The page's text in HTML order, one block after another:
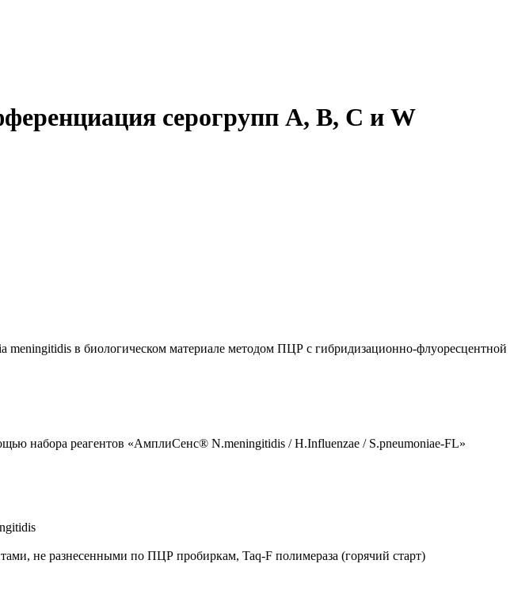
серогрупп A, B, C и W
в биологическом материале методом ПЦР с гибридизационно-флуоресцентной
набора реагентов «АмплиСенс® N.meningitidis / H.Influenzae / S.pneumoniae-FL»